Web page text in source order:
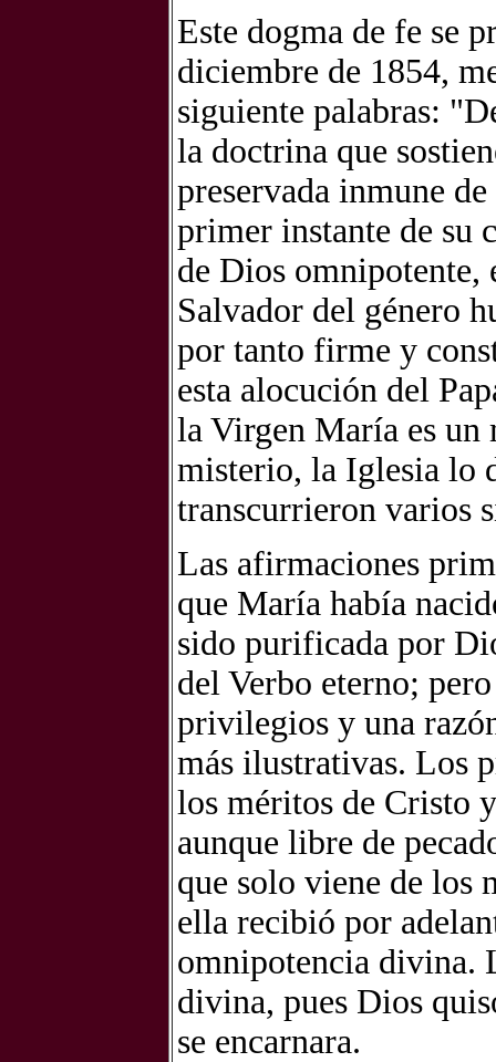
Este dogma de fe se
diciembre de 1854,
siguiente palabras:
la doctrina que
preservada inmune
primer instante de su
de Dios omnipotente,
Salvador del género
por tanto firme y
esta alocución del
la Virgen María es un
misterio, la Iglesia lo
transcurrieron varios
Las afirmaciones
que María había
sido purificada por
del Verbo eterno;
privilegios y una
más ilustrativas. Los
los méritos de Cristo
aunque libre de
que solo viene de los
ella recibió por
omnipotencia divina.
divina, pues Dios
se encarnara.